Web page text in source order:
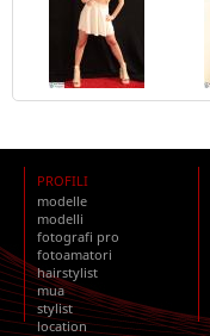
PROFILI
modelle
modelli
fotografi pro
fotoamatori
hairstylist
mua
stylist
location